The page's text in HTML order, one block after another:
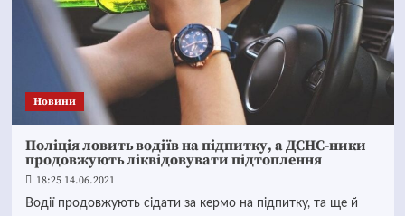
Новини
Поліція ловить водіїв на підпитку, а ДСНС-ники
продовжують ліквідовувати підтоплення
18:25 14.06.2021
Водії продовжують сідати за кермо на підпитку, та ще й